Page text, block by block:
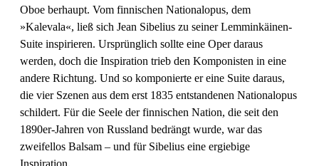
Oboe berhaupt. Vom finnischen Nationalopus, dem
»Kalevala«, ließ sich Jean Sibelius zu seiner Lemminkäinen-
Suite inspirieren. Ursprünglich sollte eine Oper daraus
werden, doch die Inspiration trieb den Komponisten in eine
andere Richtung. Und so komponierte er eine Suite daraus,
die vier Szenen aus dem erst 1835 entstandenen Nationalopus
schildert. Für die Seele der finnischen Nation, die seit den
1890er-Jahren von Russland bedrängt wurde, war das
zweifellos Balsam – und für Sibelius eine ergiebige